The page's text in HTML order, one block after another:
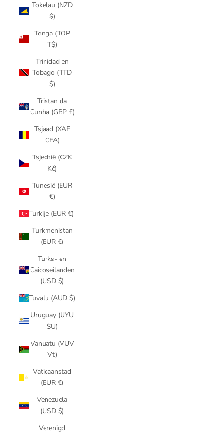
Tokelau (NZD
$)
Tonga (TOP
T$)
Trinidad en
Tobago (TTD
$)
Tristan da
Cunha (GBP £)
Tsjaad (XAF
CFA)
Tsjechië (CZK
Kč)
Tunesië (EUR
€)
Turkije (EUR €)
Turkmenistan
(EUR €)
Turks- en
Caicoseilanden
(USD $)
Tuvalu (AUD $)
Uruguay (UYU
$U)
Vanuatu (VUV
Vt)
Vaticaanstad
(EUR €)
Venezuela
(USD $)
Verenigd